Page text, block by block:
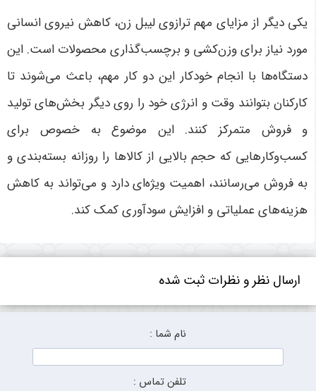
یکی دیگر از مزایای مهم ترازوی لیبل زن، کاهش نیروی انسانی
مورد نیاز برای وزن‌کشی و برچسب‌گذاری محصولات است. این
دستگاه‌ها با انجام خودکار این دو کار مهم، باعث می‌شوند تا
کارکنان بتوانند وقت و انرژی خود را روی دیگر بخش‌های تولید
و فروش متمرکز کنند. این موضوع به خصوص برای
کسب‌وکارهایی که حجم بالایی از کالاها را روزانه بسته‌بندی و
به فروش می‌رسانند، اهمیت ویژه‌ای دارد و می‌تواند به کاهش
هزینه‌های عملیاتی و افزایش سودآوری کمک کند.
ارسال نظر و نظرات ثبت شده
نام شما :
تلفن تماس :